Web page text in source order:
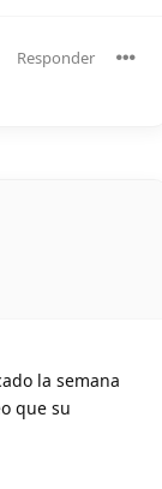
Responder
la semana
que su